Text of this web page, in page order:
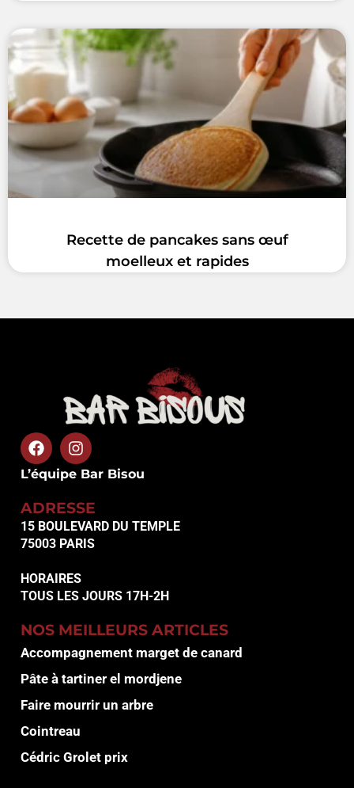
Recette de pancakes sans œuf
moelleux et rapides
L’équipe Bar Bisou
ADRESSE
15 BOULEVARD DU TEMPLE
75003 PARIS
HORAIRES
TOUS LES JOURS 17H-2H
NOS MEILLEURS ARTICLES
Accompagnement marget de canard
Pâte à tartiner el mordjene
Faire mourrir un arbre
Cointreau
Cédric Grolet prix